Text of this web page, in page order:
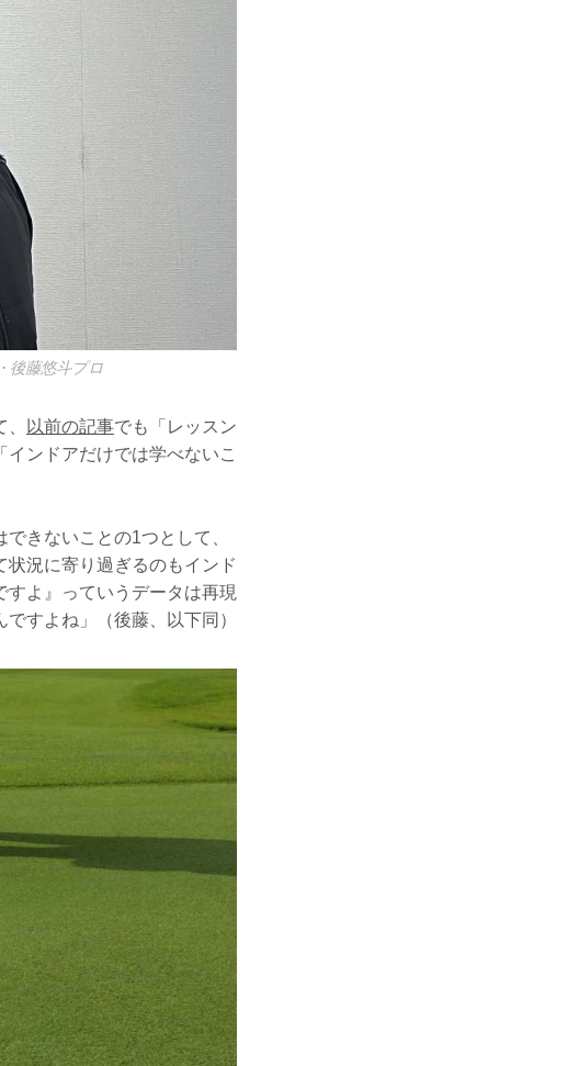
後藤悠斗プロ
以前の記事でも「レッスン
ンドアだけでは学べないこ
きないことの1つとして、
況に寄り過ぎるのもインド
よ』っていうデータは再現
すよね」（後藤、以下同）